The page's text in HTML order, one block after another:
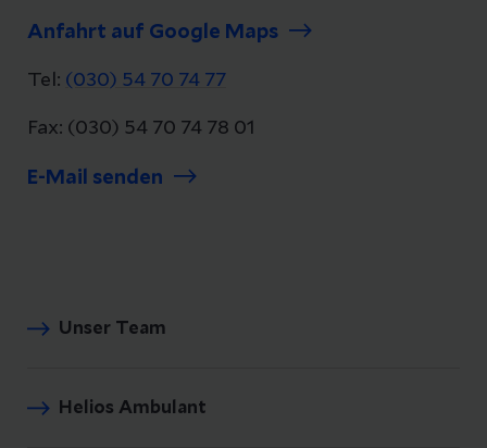
Anfahrt auf Google Maps
Tel: (030) 54 70 74 77
Fax: (030) 54 70 74 78 01
E-Mail senden
Unser Team
Helios Ambulant